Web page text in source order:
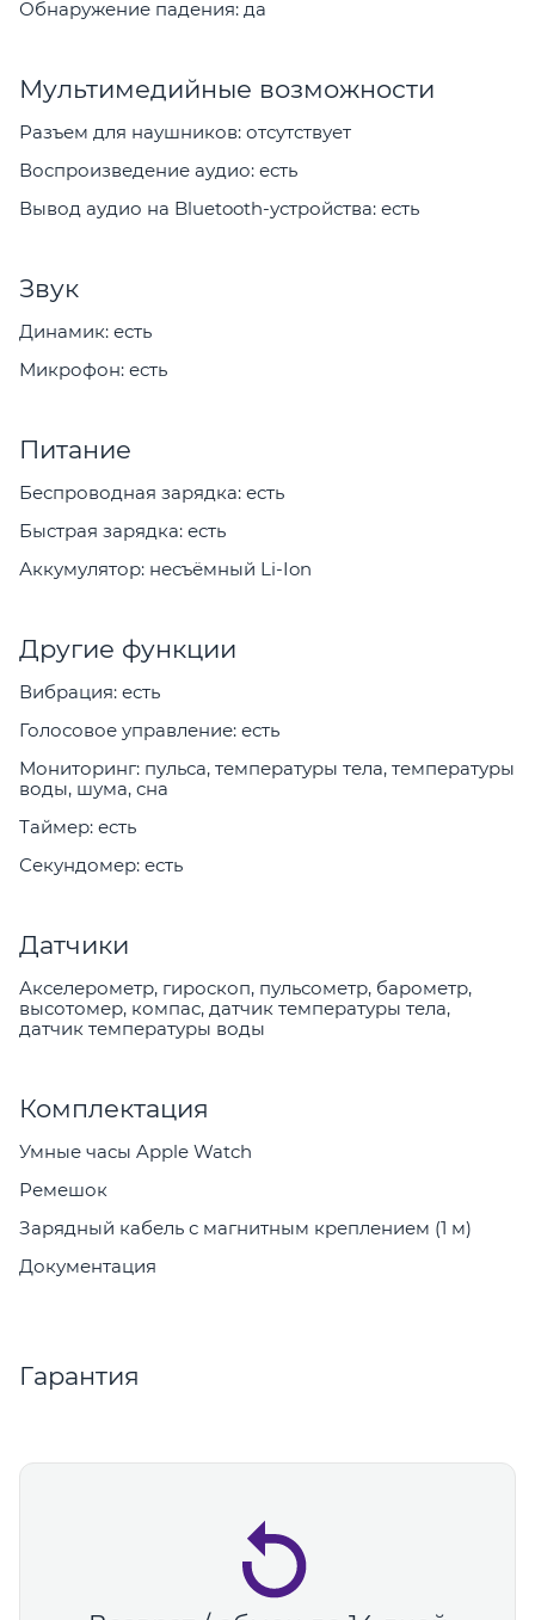
Обнаружение падения: да
Мультимедийные возможности
Разъем для наушников: отсутствует
Воспроизведение аудио: есть
Вывод аудио на Bluetooth-устройства: есть
Звук
Динамик: есть
Микрофон: есть
Питание
Беспроводная зарядка: есть
Быстрая зарядка: есть
Аккумулятор: несъёмный Li-Ion
Другие функции
Вибрация: есть
Голосовое управление: есть
Мониторинг: пульса, температуры тела, температуры
воды, шума, сна
Таймер: есть
Секундомер: есть
Датчики
Акселерометр, гироскоп, пульсометр, барометр,
высотомер, компас, датчик температуры тела,
датчик температуры воды
Комплектация
Умные часы Apple Watch
Ремешок
Зарядный кабель с магнитным креплением (1 м)
Документация
Гарантия